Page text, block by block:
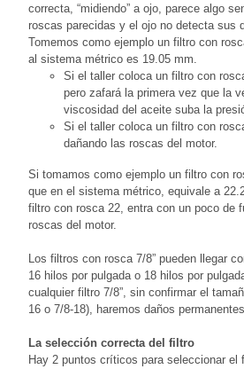
correcta, “midiendo” a ojo, parece algo
roscas parecidas y el ojo no detecta sus
Tomemos como ejemplo un filtro con
al sistema métrico es 19.05 mm.
Si el taller coloca un filtro con
pero zafará la primera vez que la
viscosidad del aceite suba la
Si el taller coloca un filtro con
dañando las roscas del motor.
Si tomamos como ejemplo un filtro con
que en el sistema métrico, equivale a
filtro con rosca 22, entra con un poco de
roscas del motor.
Los filtros con rosca 7/8” pueden llegar
16 hilos por pulgada o 18 hilos por
cualquier filtro 7/8”, sin confirmar el
16 o 7/8-18), haremos daños
La selección correcta del filtro
Hay 2 puntos críticos para seleccionar el